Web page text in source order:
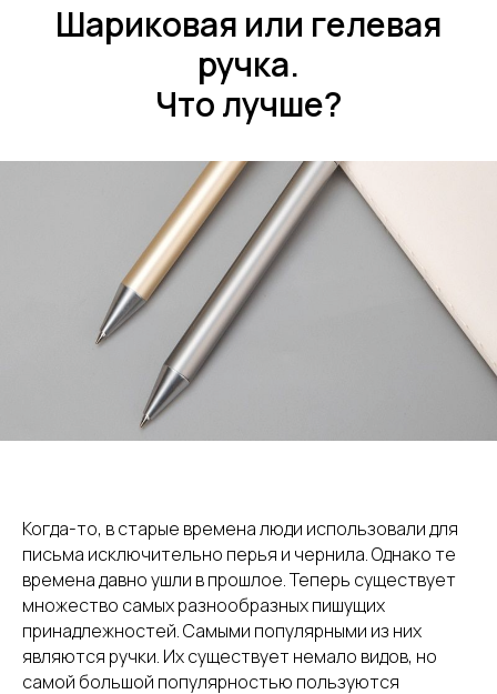
Шариковая или гелевая
ручка.
Что лучше?
Когда-то, в старые времена люди использовали для
письма исключительно перья и чернила. Однако те
времена давно ушли в прошлое. Теперь существует
множество самых разнообразных пишущих
принадлежностей. Самыми популярными из них
являются ручки. Их существует немало видов, но
самой большой популярностью пользуются